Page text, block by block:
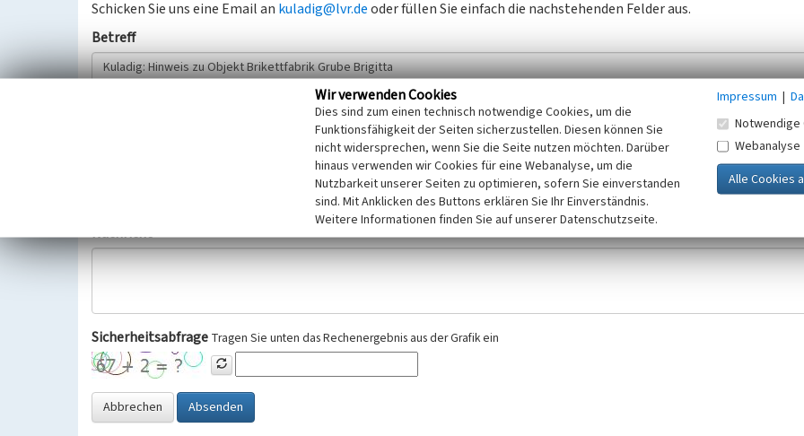
Schicken Sie uns eine Email an kuladig@lvr.deoder füllen Sie einfach die nachstehenden Felder aus.
Betreff
Wir bitten Sie um freiwillige Angabe Ihres Namens und Ihrer E-Mail-Adresse. Ihre Angaben werden ausschließlich im Rahmen der KuLaDig-
Selbstverständlich werden diese entsprechend der Vorschriften des Telemediengesetzes, des Datenschutzgesetzes NRW und der seit
Datenschutzgrundverordnung (EU-DSGVO) vertraulich behandelt, beachten Sie bitte unsere Hinweise zumDatenschutz
Nachricht
Sicherheitsabfrage Tragen Sie unten das Rechenergebnis aus der Grafik ein
Abbrechen Absenden
Wir verwenden Cookies
Dies sind zum einen technisch notwendige Cookies, um die
Funktionsfähigkeit der Seiten sicherzustellen. Diesen können Sie
nicht widersprechen, wenn Sie die Seite nutzen möchten. Darüber
hinaus verwenden wir Cookies für eine Webanalyse, um die
Nutzbarkeit unserer Seiten zu optimieren, sofern Sie einverstanden
sind. Mit Anklicken des Buttons erklären Sie Ihr Einverständnis.
Weitere Informationen finden Sie auf unserer Datenschutzseite.
Impressum |
Notwendige
Webanalyse